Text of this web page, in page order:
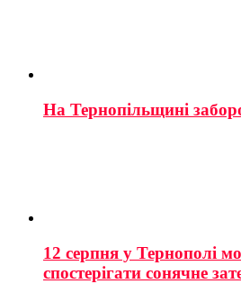
На Тернопільщині
12 серпня у Тернополі
спостерігати сонячне